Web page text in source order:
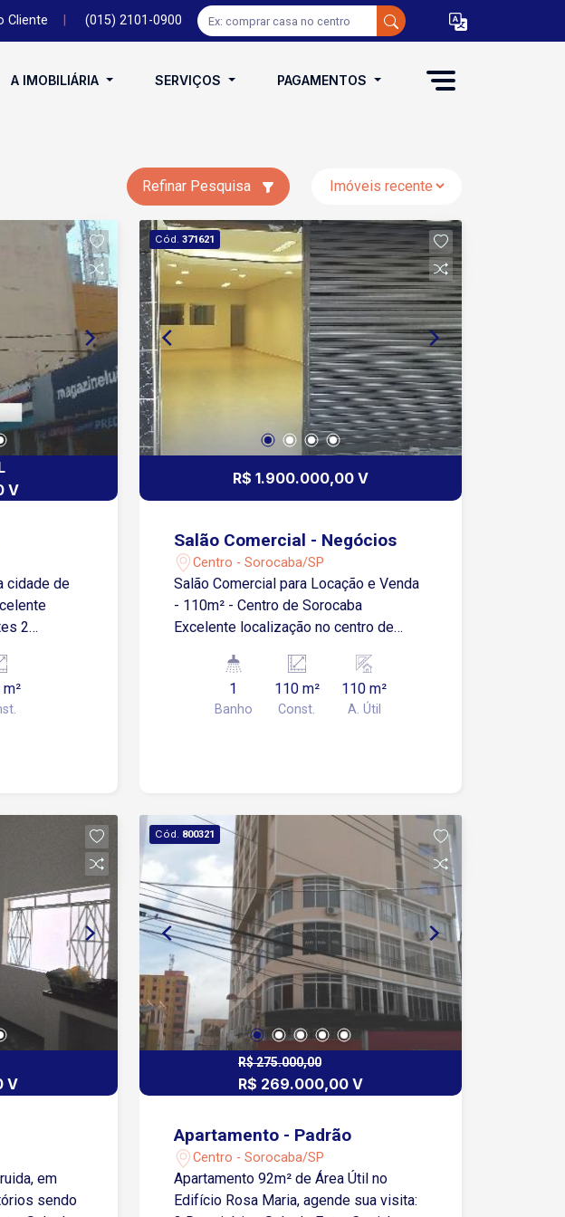
Cliente (015) 2101-0900
A IMOBILIÁRIA SERVIÇOS PAGAMENTOS
Refinar Pesquisa
V
cidade de
Cód. 371621
R$ 1.900.000,00 V
Salão Comercial - Negócios
Centro - Sorocaba/SP
Salão Comercial para Locação e Venda
- 110m² - Centro de Sorocaba
Excelente localização no centro de
com alto fluxo de pessoas e fácil
acesso aos principais pontos
comerciais da cidade. Características
mesmo serviços. O imóvel oferece um
ótimo espaço para quem deseja se
estabelecer em uma das melhores
áreas de Sorocaba. Agende sua visita e
conheça esse excelente salão
comercial!
1
Banho
110 m²
Const.
110 m²
A. Útil
V
em
Cód. 800321
R$ 275.000,00
R$ 269.000,00 V
Apartamento - Padrão
Centro - Sorocaba/SP
Apartamento 92m² de Área Útil no
Edifício Rosa Maria, agende sua visita: